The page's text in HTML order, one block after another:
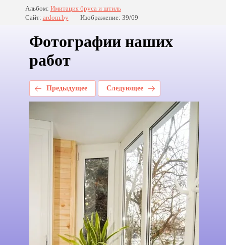
Альбом: Имитация бруса и штиль
Сайт: ardom.by Изображение: 39/69
Фотографии наших
работ
Предыдущее Следующее